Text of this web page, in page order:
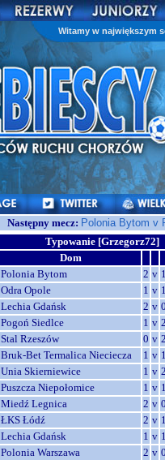
Witamy w największym
Następny mecz: Polonia Bytom v
Typowanie [Grzegorz72]
Dom
Polonia Bytom 2 v 1
Odra Opole 1 v 1
Lechia Gdańsk 2 v 0
Pogoń Siedlce 1 v 2
Stal Rzeszów 0 v 2
Bruk-Bet Termalica Nieciecza 1 v 1
Unia Skierniewice 1 v 2
Puszcza Niepołomice 1 v 1
Miedź Legnica 2 v 0
ŁKS Łódź 2 v 1
Lechia Gdańsk 1 v 1
Polonia Warszawa 2 v 0